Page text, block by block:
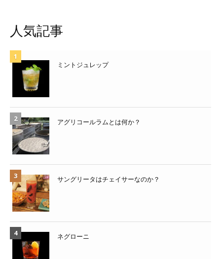
人気記事
ミントジュレップ
アグリコールラムとは何か？
サングリータはチェイサーなのか？
ネグローニ